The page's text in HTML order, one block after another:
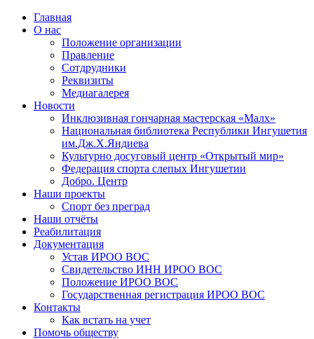
Главная
О нас
Положение организации
Правление
Сотдрудники
Реквизиты
Медиагалерея
Новости
Инклюзивная гончарная мастерская «Малх»
Национальная библиотека Республики Ингушетия
им.Дж.Х.Яндиева
Культурно досуговый центр «Открытый мир»
Федерация спорта слепых Ингушетии
Добро. Центр
Наши проекты
Спорт без преград
Наши отчёты
Реабилитация
Документация
Устав ИРОО ВОС
Свидетельство ИНН ИРОО ВОС
Положение ИРОО ВОС
Государственная регистрация ИРОО ВОС
Контакты
Как встать на учет
Помочь обществу